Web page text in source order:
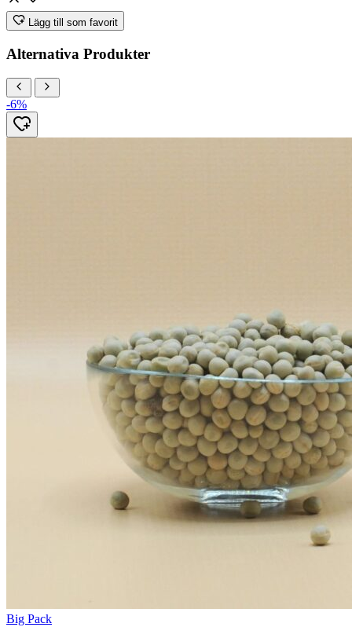
Lägg till som favorit
Alternativa Produkter
-6%
Big Pack